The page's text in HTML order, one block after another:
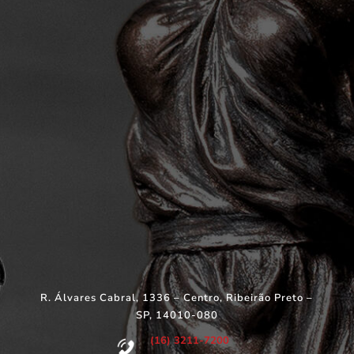
R. Álvares Cabral, 1336 – Centro, Ribeirão Preto –
SP, 14010-080
(16) 3211-7200